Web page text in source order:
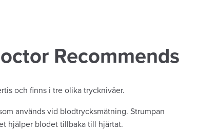
Recommends
och finns i tre olika trycknivåer.
används vid blodtrycksmätning. Strumpan
hjälper blodet tillbaka till hjärtat.